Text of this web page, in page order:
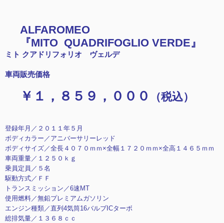
ALFAROMEO
『MITO QUADRIFOGLIO VERDE』
ミト クアドリフォリオ ヴェルデ
車両販売価格
￥１，８５９，０００ （税込）
登録年月／２０１１年５月
ボディカラー／アニバーサリーレッド
ボディサイズ／全長４０７０ｍｍ×全幅１７２０ｍｍ×全高１４６５ｍｍ
車両重量／１２５０ｋｇ
乗員定員／５名
駆動方式／ＦＦ
トランスミッション／6速MT
使用燃料／無鉛プレミアムガソリン
エンジン種類／直列4気筒16バルブICターボ
総排気量／１３６８ｃｃ